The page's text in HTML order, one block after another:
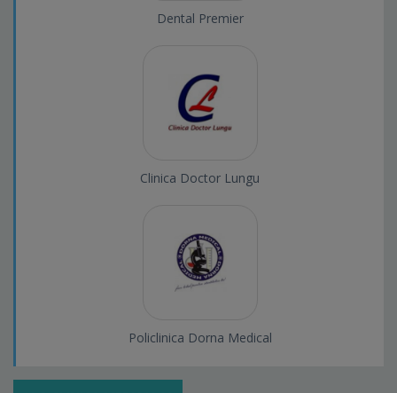
Dental Premier
Clinica Doctor Lungu
Policlinica Dorna Medical